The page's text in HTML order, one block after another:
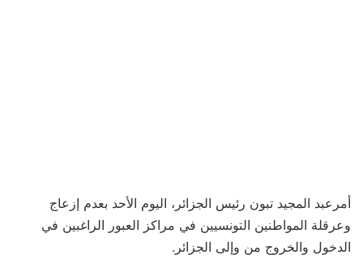
أمرعبد المجيد تبون رئيس الجزائر، اليوم الأحد بعدم إزعاج
وعرقلة المواطنين التونسيين في مراكز العبور الراغبين في
الدخول والخروج من وإلى الجزائر.